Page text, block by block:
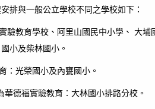
排與一般公立學校不同之學校如下：
驗教育學校、阿里山國民中小學、 大
小及柴林國小。
：光榮國小及內甕國小。
德福實驗教育：大林國小排路分校。